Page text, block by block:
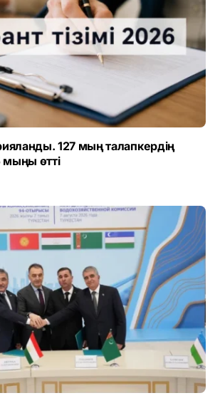
127 мың талапкердің
мыңы өтті